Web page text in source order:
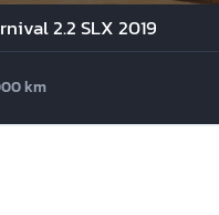
2.2 SLX 2019
km